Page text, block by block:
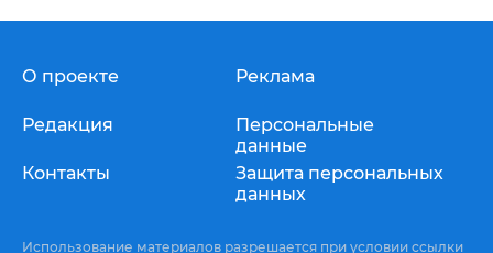
О проекте
Редакция
Контакты
Реклама
Персональные
данные
Защита персональных
данных
Использование материалов разрешается при условии ссылки